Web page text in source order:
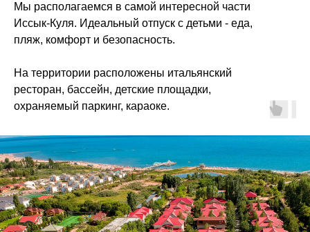
Мы располагаемся в самой интересной части
Иссык-Куля. Идеальный отпуск с детьми - еда,
пляж, комфорт и безопасность.
На территории расположены итальянский
ресторан, бассейн, детские площадки,
охраняемый паркинг, караоке.